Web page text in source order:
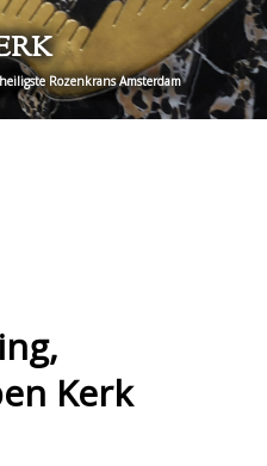
Rozenkrans Amsterdam
Kerk